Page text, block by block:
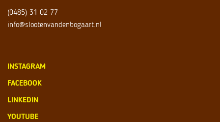
(0485) 31 02 77
info@slootenvandenbogaart.nl
INSTAGRAM
FACEBOOK
LINKEDIN
YOUTUBE